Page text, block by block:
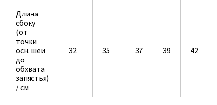
Длина
сбоку
(от
точки
осн. шеи
до
обхвата
запястья)
/ см
32 35 37 39 42